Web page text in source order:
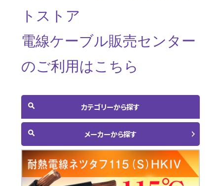
トストア
電線ケーブル販売センター
のご利用はこちら
カテゴリーから探す
メーカーから探す